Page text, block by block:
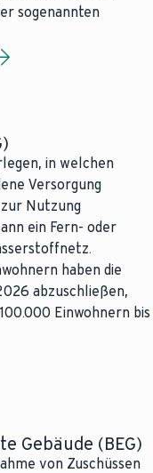
sogenannten
in welchen
Versorgung
zur Nutzung
ein Fern- oder
haben die
abzuschließen,
Einwohnern bis
Gebäude (BEG)
von Zuschüssen